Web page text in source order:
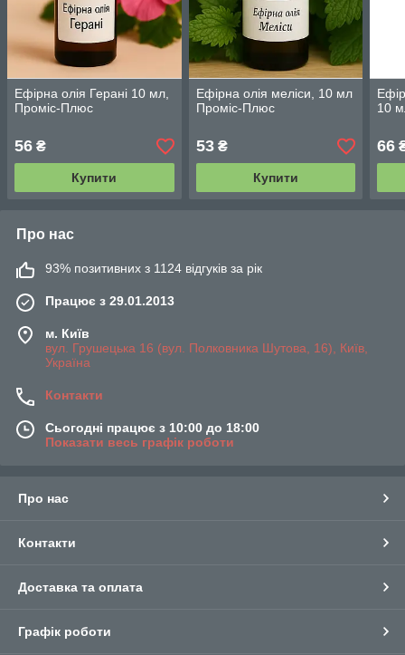
Ефірна олія Герані 10 мл,
Проміс-Плюс
56 ₴
Купити
Ефірна олія меліси, 10 мл
Проміс-Плюс
53₴
Купити
10
66
Про нас
93% позитивних з 1124 відгуків за рік
Працює з 29.01.2013
м. Київ
вул. Грушецька 16 (вул. Полковника Шутова, 16), Київ,
Україна
Контакти
Сьогодні працює з 10:00 до 18:00
Показати весь графік роботи
Про нас
Контакти
Доставка та оплата
Графік роботи